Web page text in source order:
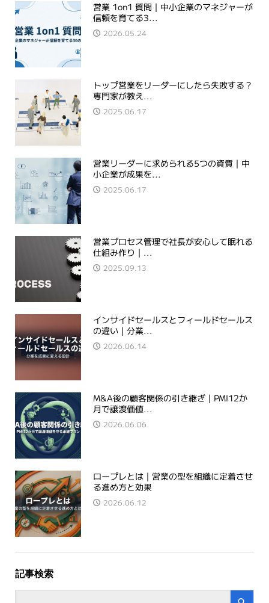
営業 1on1 質問｜中小企業のマネジャーが
信頼を育てる3...
2026.05.24
トップ営業をリーダーにしたら失敗する？
専門家が教え...
2025.06.17
営業リーダーに求められる5つの資質｜中
小企業が成果を...
2025.06.17
営業プロセス管理で社長が安心して眠れる
仕組み作り｜...
2025.09.13
インサイドセールスとフィールドセールス
の違い｜分業...
2026.06.14
M&A後の顧客関係の引き継ぎ｜PMI12か
月で譲渡価値...
2026.06.06
ロープレとは｜営業の型を組織に定着させ
る進め方と効果
2026.06.12
記事検索